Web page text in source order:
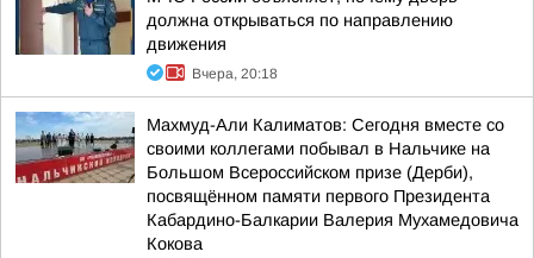
должна открываться по направлению
движения
Вчера, 20:18
Махмуд-Али Калиматов: Сегодня вместе со
своими коллегами побывал в Нальчике на
Большом Всероссийском призе (Дерби),
посвящённом памяти первого Президента
Кабардино-Балкарии Валерия Мухамедовича
Кокова